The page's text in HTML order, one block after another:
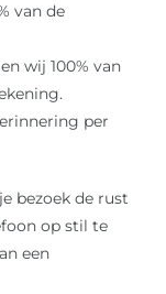
van de
wij 100% van
per
bezoek de rust
op stil te
een